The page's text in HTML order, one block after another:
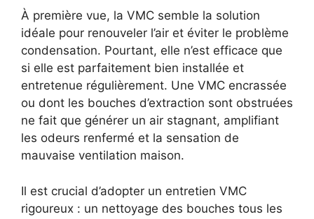
À première vue, la VMC semble la solution
idéale pour renouveler l’air et éviter le problème
condensation. Pourtant, elle n’est efficace que
si elle est parfaitement bien installée et
entretenue régulièrement. Une VMC encrassée
ou dont les bouches d’extraction sont obstruées
ne fait que générer un air stagnant, amplifiant
les odeurs renfermé et la sensation de
mauvaise ventilation maison.
Il est crucial d’adopter un entretien VMC
rigoureux : un nettoyage des bouches tous les